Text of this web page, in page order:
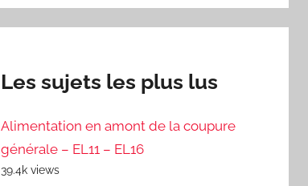
Les sujets les plus lus
Alimentation en amont de la coupure
générale – EL11 – EL16
39.4k views